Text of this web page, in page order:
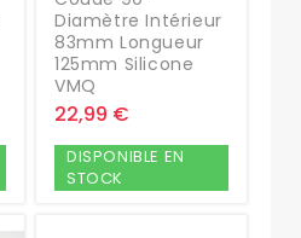
Diamètre Intérieur
83mm Longueur
125mm Silicone
VMQ
22,99 €
DISPONIBLE EN
STOCK